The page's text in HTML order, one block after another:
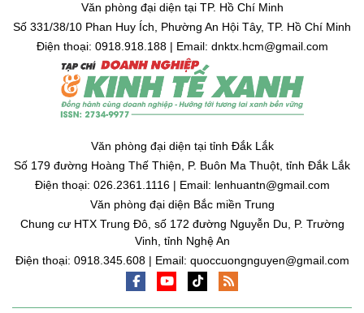
Văn phòng đại diện tại TP. Hồ Chí Minh
Số 331/38/10 Phan Huy Ích, Phường An Hội Tây, TP. Hồ Chí Minh
Điện thoại: 0918.918.188 | Email: dnktx.hcm@gmail.com
Văn phòng đại diện tại tỉnh Đắk Lắk
Số 179 đường Hoàng Thế Thiện, P. Buôn Ma Thuột, tỉnh Đắk Lắk
Điện thoại: 026.2361.1116 | Email: lenhuantn@gmail.com
Văn phòng đại diện Bắc miền Trung
Chung cư HTX Trung Đô, số 172 đường Nguyễn Du, P. Trường
Vinh, tỉnh Nghệ An
Điện thoại: 0918.345.608 | Email: quoccuongnguyen@gmail.com